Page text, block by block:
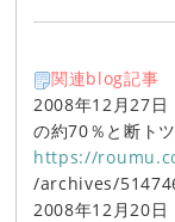
関連blog記事
2008年12月27日
の約70％と断トツ
https://
/archives/
2008年12月20日